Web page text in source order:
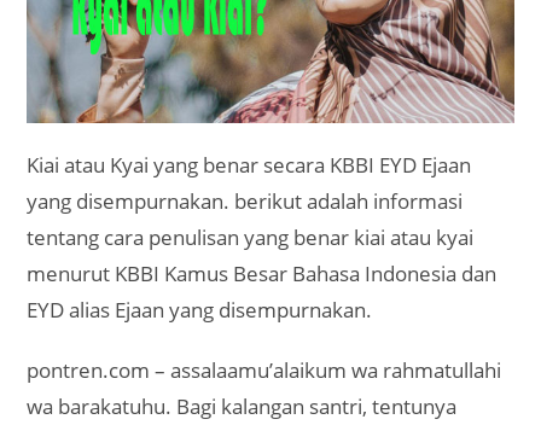
Kiai atau Kyai yang benar secara KBBI EYD Ejaan
yang disempurnakan. berikut adalah informasi
tentang cara penulisan yang benar kiai atau kyai
menurut KBBI Kamus Besar Bahasa Indonesia dan
EYD alias Ejaan yang disempurnakan.
pontren.com – assalaamu’alaikum wa rahmatullahi
wa barakatuhu. Bagi kalangan santri, tentunya